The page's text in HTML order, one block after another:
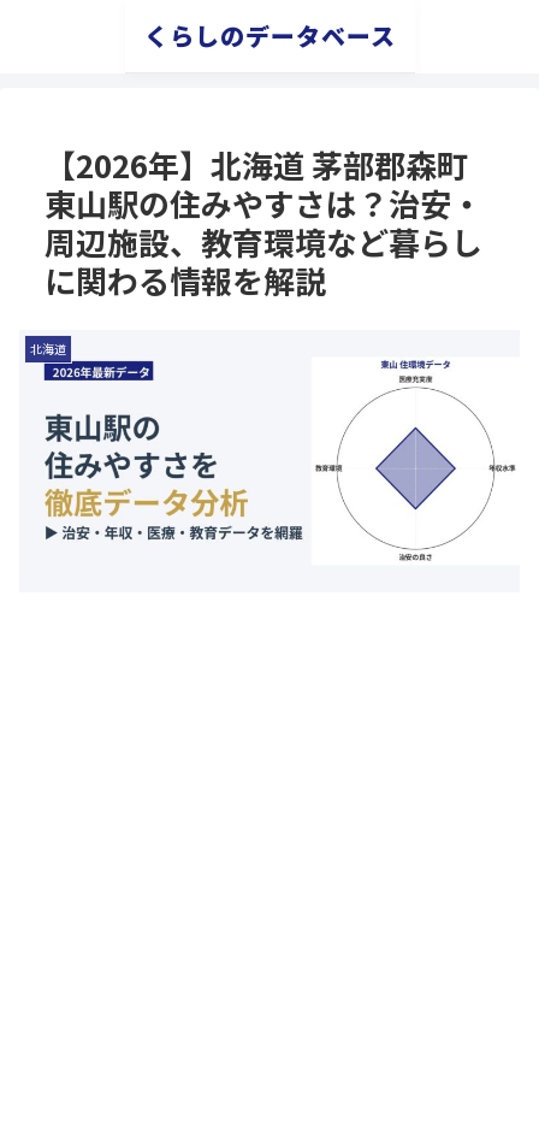
くらしのデータベース
【2026年】北海道 茅部郡森町
東山駅の住みやすさは？治安・
周辺施設、教育環境など暮らし
に関わる情報を解説
北海道